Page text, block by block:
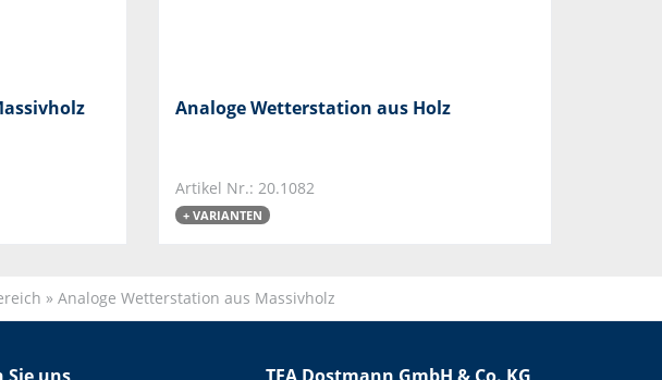
Analoge Wetterstation aus Holz
Artikel Nr.: 20.1082
+ VARIANTEN
» Analoge Wetterstation aus Massivholz